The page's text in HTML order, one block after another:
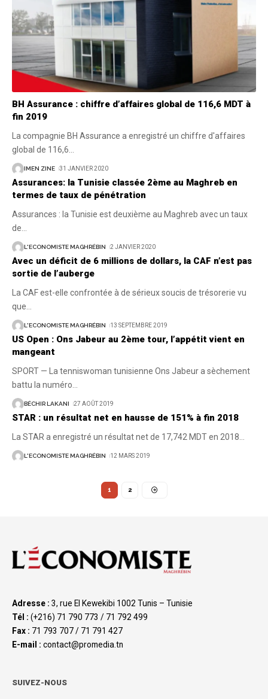
BH Assurance : chiffre d’affaires global de 116,6 MDT à
fin 2019
La compagnie BH Assurance a enregistré un chiffre d'affaires
global de 116,6
IMEN ZINE 31 JANVIER 2020
Assurances: la Tunisie classée 2ème au Maghreb en
termes de taux de pénétration
Assurances : la Tunisie est deuxième au Maghreb avec un taux
de
L'ECONOMISTE MAGHRÉBIN 2 JANVIER 2020
Avec un déficit de 6 millions de dollars, la CAF n’est pas
sortie de l’auberge
La CAF est-elle confrontée à de sérieux soucis de trésorerie vu
que
L'ECONOMISTE MAGHRÉBIN 13 SEPTEMBRE 2019
US Open : Ons Jabeur au 2ème tour, l’appétit vient en
mangeant
SPORT — La tenniswoman tunisienne Ons Jabeur a sèchement
battu la numéro
BÉCHIR LAKANI 27 AOÛT 2019
STAR : un résultat net en hausse de 151% à fin 2018
La STAR a enregistré un résultat net de 17,742 MDT en 2018
L'ECONOMISTE MAGHRÉBIN 12 MARS 2019
1 2
Adresse : 3, rue El Kewekibi 1002 Tunis – Tunisie
Tél : (+216) 71 790 773 / 71 792 499
Fax : 71 793 707 / 71 791 427
E-mail : contact@promedia.tn
SUIVEZ-NOUS